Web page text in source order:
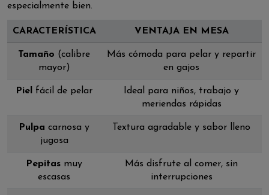
especialmente bien.
CARACTERÍSTICA VENTAJA EN MESA
Tamaño (calibre
mayor)
Más cómoda para pelar y repartir
en gajos
Piel fácil de pelar
Ideal para niños, trabajo y
meriendas rápidas
Pulpa carnosa y
jugosa
Textura agradable y sabor lleno
Pepitas muy
escasas
Más disfrute al comer, sin
interrupciones